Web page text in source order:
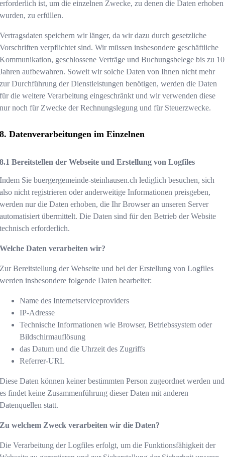
erforderlich ist, um die einzelnen Zwecke, zu denen die Daten erhoben
wurden, zu erfüllen.
Vertragsdaten speichern wir länger, da wir dazu durch gesetzliche
Vorschriften verpflichtet sind. Wir müssen insbesondere geschäftliche
Kommunikation, geschlossene Verträge und Buchungsbelege bis zu 10
Jahren aufbewahren. Soweit wir solche Daten von Ihnen nicht mehr
zur Durchführung der Dienstleistungen benötigen, werden die Daten
für die weitere Verarbeitung eingeschränkt und wir verwenden diese
nur noch für Zwecke der Rechnungslegung und für Steuerzwecke.
Datenverarbeitungen im Einzelnen
Bereitstellen der Webseite und Erstellung von Logfiles
Indem Siebuergergemeinde-steinhausen.ch lediglich besuchen, sich
also nicht registrieren oder anderweitige Informationen preisgeben,
werden nur die Daten erhoben, die Ihr Browser an unseren Server
automatisiert übermittelt. Die Daten sind für den Betrieb der Website
technisch erforderlich.
Welche Daten verarbeiten wir?
Zur Bereitstellung der Webseite und bei der Erstellung von Logfiles
werden insbesondere folgende Daten bearbeitet:
Name des Internetserviceproviders
IP-Adresse
Technische Informationen wie Browser, Betriebssystem oder
Bildschirmauflösung
das Datum und die Uhrzeit des Zugriffs
Referrer-URL
Diese Daten können keiner bestimmten Person zugeordnet werden und
es findet keine Zusammenführung dieser Daten mit anderen
Datenquellen statt.
Zu welchem Zweck verarbeiten wir die Daten?
Die Verarbeitung der Logfiles erfolgt, um die Funktionsfähigkeit der